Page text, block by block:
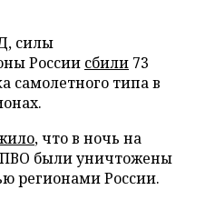
силы
России сбили 73
самолетного типа в
, что в ночь на
ПВО были уничтожены
регионами России.